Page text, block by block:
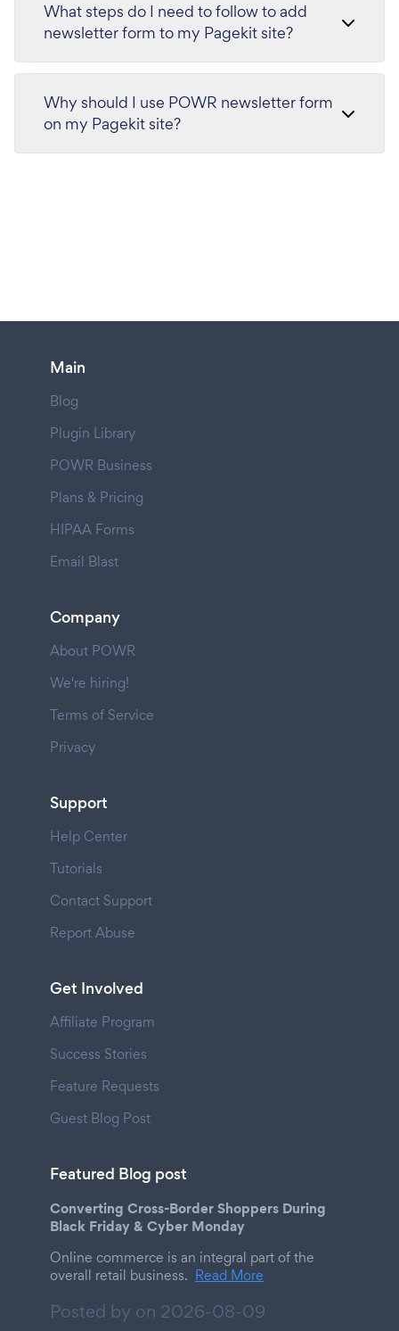
What steps do I need to follow to add
newsletter form to my Pagekit site?
Why should I use POWR newsletter form
on my Pagekit site?
Main
Blog
Plugin Library
POWR Business
Plans & Pricing
HIPAA Forms
Email Blast
Company
About POWR
We're hiring!
Terms of Service
Privacy
Support
Help Center
Tutorials
Contact Support
Report Abuse
Get Involved
Affiliate Program
Success Stories
Feature Requests
Guest Blog Post
Featured Blog post
Converting Cross-Border Shoppers During
Black Friday & Cyber Monday
Online commerce is an integral part of the
overall retail business. Read More
Posted by on 2026-08-09